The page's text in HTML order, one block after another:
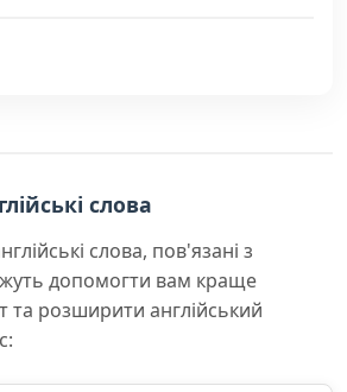
слова
слова, пов'язані з
допомогти вам краще
та розширити англійський